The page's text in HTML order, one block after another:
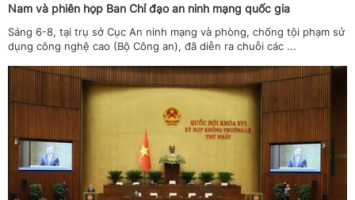
Nam và phiên họp Ban Chỉ đạo an ninh mạng quốc gia
Sáng 6-8, tại trụ sở Cục An ninh mạng và phòng, chống tội phạm sử
dụng công nghệ cao (Bộ Công an), đã diễn ra chuỗi các ...